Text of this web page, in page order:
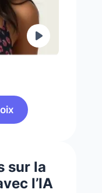
sur la
l’IA